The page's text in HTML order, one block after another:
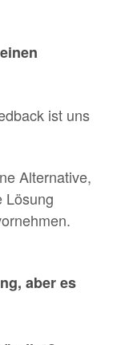
ist uns
Alternative,
Lösung
aber es